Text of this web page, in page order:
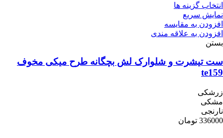
انتخاب گزینه ها
نمایش سریع
افزودن به مقایسه
افزودن به علاقه مندی
بستن
ست تیشرت و شلوارک لش بچگانه طرح میکی مخوف
te159
زرشکی
مشکی
نارنجی
336000 تومان